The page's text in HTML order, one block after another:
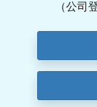
（公司